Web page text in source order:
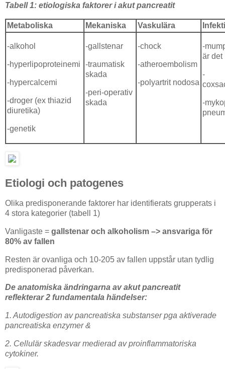
Tabell 1: etiologiska faktorer i akut pancreatit
Metaboliska Mekaniska Vaskulära
-alkohol
-hyperlipoproteinemi
-hypercalcemi
-droger (ex thiazid
diuretika)
-genetik
-gallstenar
-traumatisk
skada
-peri-operativ
skada
-chock
-atheroembolism
-polyartrit nodosa
-
är det
-
-
Etiologi och patogenes
Olika predisponerande faktorer har identifierats grupperats i
4 stora kategorier (tabell 1)
Vanligaste = gallstenar och alkoholism –> ansvariga för
80% av fallen
Resten är ovanliga och 10-205 av fallen uppstår utan tydlig
predisponerad påverkan.
De anatomiska ändringarna av akut pancreatit
reflekterar 2 fundamentala händelser:
1. Autodigestion av pancreatiska substanser pga aktiverade
pancreatiska enzymer &
2. Cellulär skadesvar medierad av proinflammatoriska
cytokiner.